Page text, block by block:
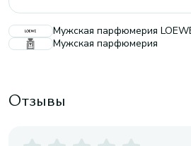
Мужская парфюмерия
Мужская парфюмерия
Отзывы